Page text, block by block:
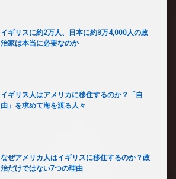
イギリスに約2万人、日本に約3万4,000人の政
治家は本当に必要なのか
イギリス人はアメリカに移住するのか？「自
由」を求めて海を渡る人々
なぜアメリカ人はイギリスに移住するのか？政
治だけではない7つの理由